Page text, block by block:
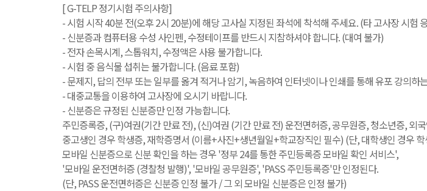
[ G-TELP 정기시험 주의사항]
- 시험 시작 40분 전(오후 2시 20분)에 해당 고사실 지정된 좌석에 착석해 주세요. (타 고사장 시험
- 신분증과 컴퓨터용 수성 사인펜, 수정테이프를 반드시 지참하셔야 합니다. (대여 불가)
- 전자 손목시계, 스톱워치, 수정액은 사용 불가합니다.
- 시험 중 음식물 섭취는 불가합니다. (음료 포함)
- 문제지, 답의 전부 또는 일부를 옮겨 적거나 암기, 녹음하여 인터넷이나 인쇄를 통해 유포 강의하
- 대중교통을 이용하여 고사장에 오시기 바랍니다.
- 신분증은 규정된 신분증만 인정 가능합니다.
주민증록증, (구)여권(기간 만료 전), (신)여권 (기간 만료 전) 운전면허증, 공무원증, 청소년증, 외
중고생인 경우 학생증, 재학증명서 (이름+사진+생년월일+학교장직인 필수) (단, 대학생인 경우
모바일 신분증으로 신분 확인을 하는 경우 '정부 24를 통한 주민등록증 모바일 확인 서비스',
'모바일 운전면허증 (경찰청 발행)', '모바일 공무원증', 'PASS 주민등록증'만 인정된다.
(단, PASS 운전면허증은 신분증 인정 불가 / 그 외 모바일 신분증은 인정 불가)